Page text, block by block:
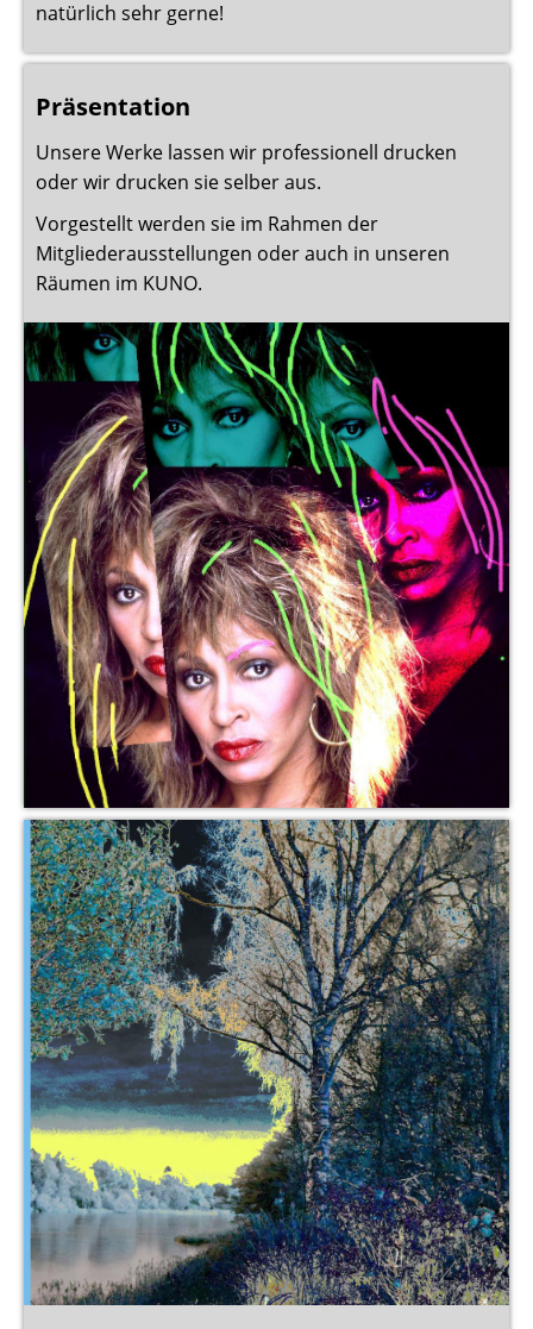
natürlich sehr gerne!
Präsentation
Unsere Werke lassen wir professionell drucken
oder wir drucken sie selber aus.
Vorgestellt werden sie im Rahmen der
Mitgliederausstellungen oder auch in unseren
Räumen im KUNO.